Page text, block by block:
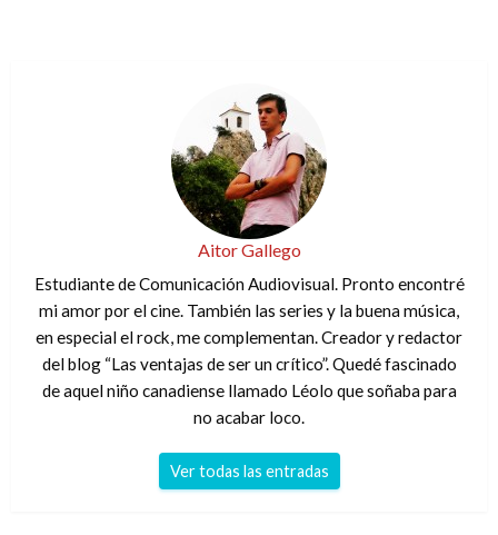
Aitor Gallego
Estudiante de Comunicación Audiovisual. Pronto encontré
mi amor por el cine. También las series y la buena música,
en especial el rock, me complementan. Creador y redactor
del blog “Las ventajas de ser un crítico”. Quedé fascinado
de aquel niño canadiense llamado Léolo que soñaba para
no acabar loco.
Ver todas las entradas